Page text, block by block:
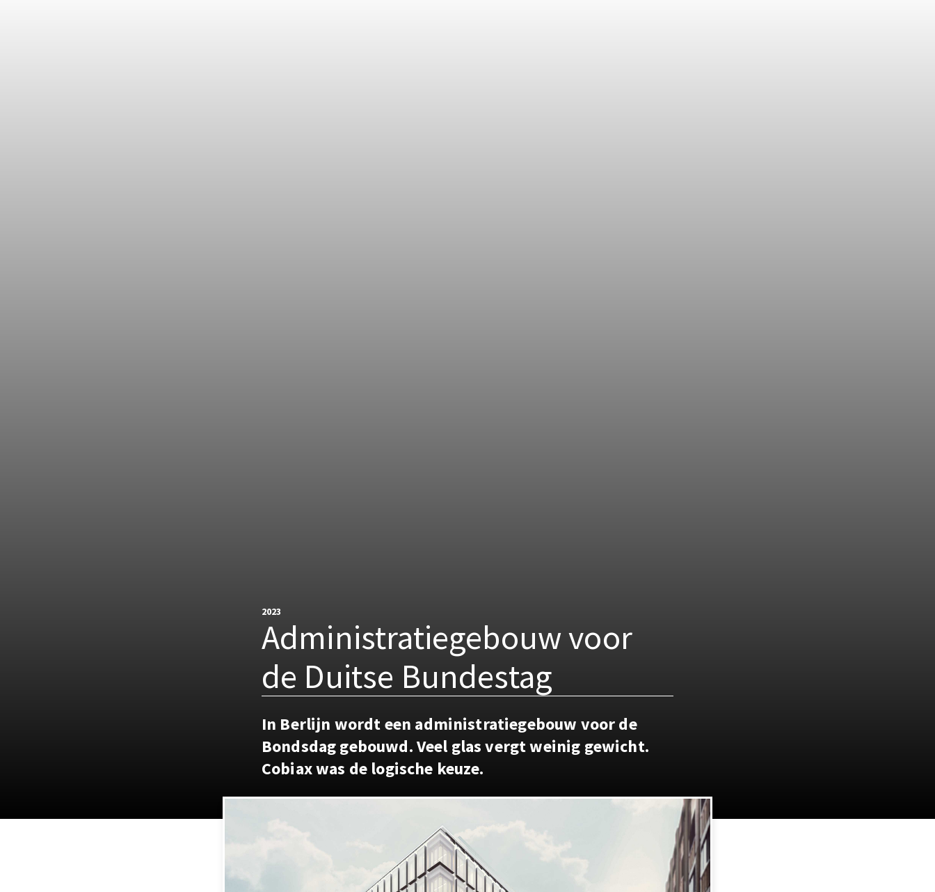
2023
Administratiegebouw voor
de Duitse Bundestag
In Berlijn wordt een administratiegebouw voor de
Bondsdag gebouwd. Veel glas vergt weinig gewicht.
Cobiax was de logische keuze.